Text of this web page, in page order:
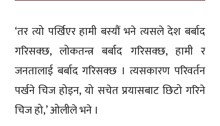
‘तर त्यो पर्खिएर हामी बस्यौं भने त्यसले देश बर्बाद
गरिसक्छ, लोकतन्त्र बर्बाद गरिसक्छ, हामी र
जनतालाई बर्बाद गरिसक्छ । त्यसकारण परिवर्तन
पर्खने चिज होइन, यो सचेत प्रयासबाट छिटो गरिने
चिज हो,’ ओलीले भने ।